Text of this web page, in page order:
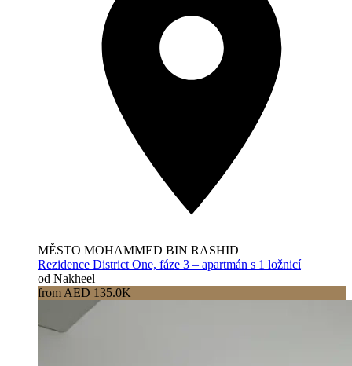
MĚSTO MOHAMMED BIN RASHID
Rezidence District One, fáze 3 – apartmán s 1 ložnicí
od Nakheel
from AED 135.0K